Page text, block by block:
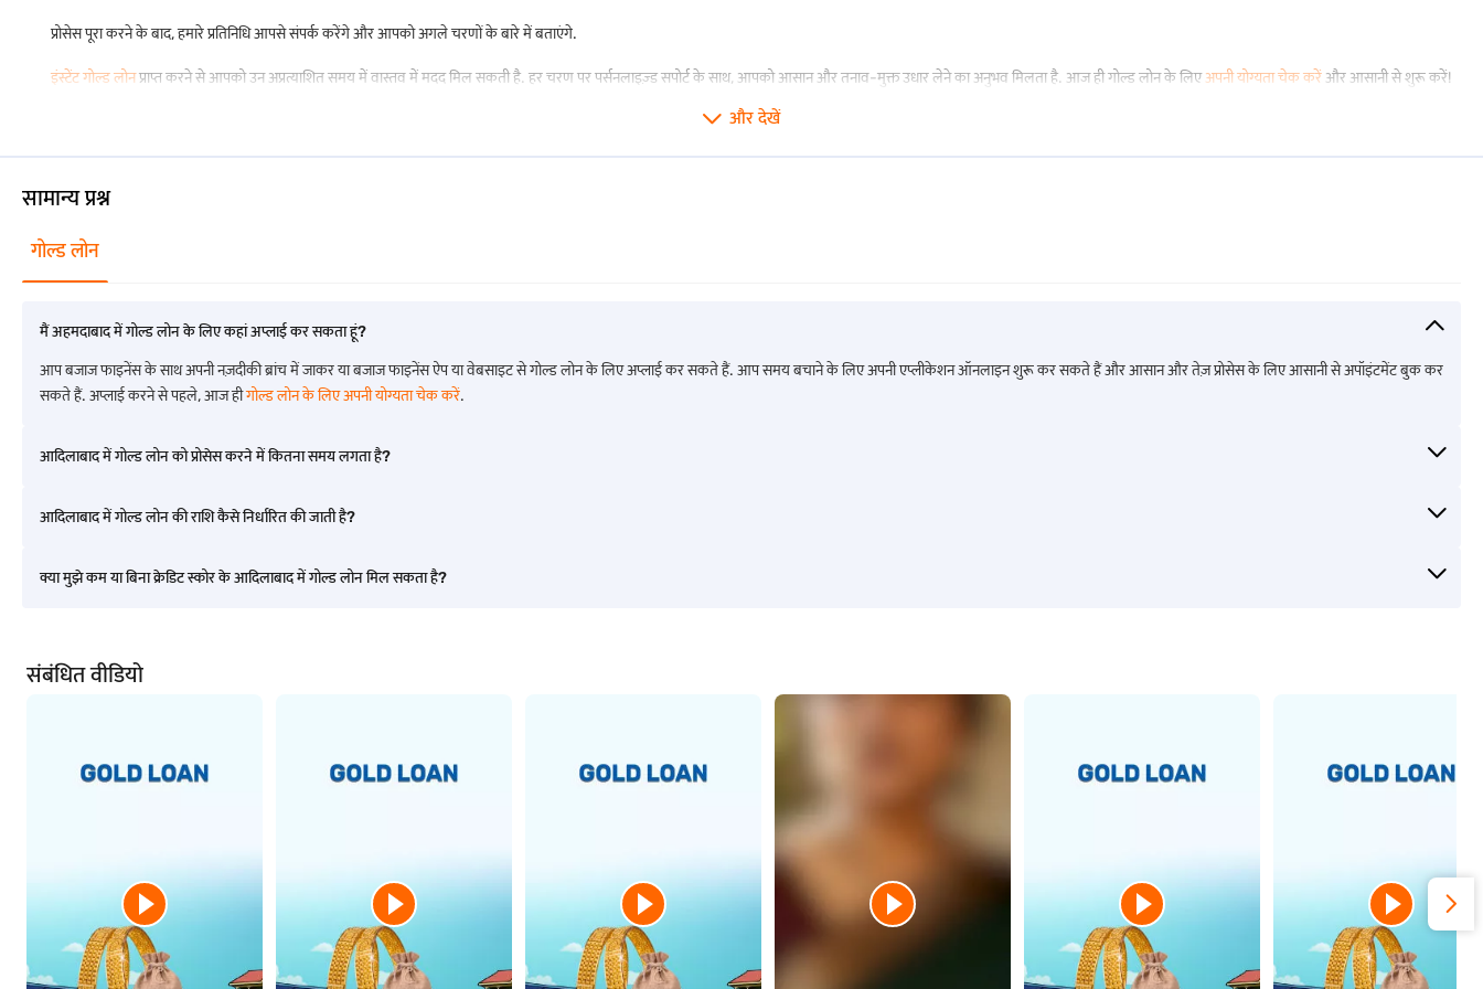
पुडुचेरी में गोल्ड लोन
अन्य शहरों में गोल्ड लोन के बारे में अधिक जानें
कानपुर में गोल्ड लोन मुज़फ्फरपुर में गोल्ड लोन विजयवाड़ा में गोल्ड लोन
झुन्झुनु में गोल्ड लोन
ईरोड में गोल्ड लोन
नागरकोइल में गोल्ड लोन
प्रोसेस पूरा करने के बाद, हमारे प्रतिनिधि आपसे संपर्क करेंगे और आपको अगले चरणों के बारे में बताएंगे.
इंस्टेंट गोल्ड लोनप्राप्त करने से आपको उन अप्रत्याशित समय में वास्तव में मदद मिल सकती है. हर चरण पर पर्सनलाइज़्ड सपोर्ट के साथ, आपको आसान और तनाव-मुक्त उधार लेने का अनुभव मिलता है. आज ही गोल्ड लोन के लिएअपनी योग्यता चेक करें और आसानी से शुरू करें!
और देखें
सामान्य प्रश्न
गोल्ड लोन
मैं अहमदाबाद में गोल्ड लोन के लिए कहां अप्लाई कर सकता हूं?
आप बजाज फाइनेंस के साथ अपनी नज़दीकी ब्रांच में जाकर या बजाज फाइनेंस ऐप या वेबसाइट से गोल्ड लोन के लिए अप्लाई कर सकते हैं. आप समय बचाने के लिए अपनी एप्लीकेशन ऑनलाइन शुरू कर सकते हैं और आसान और तेज़ प्रोसेस के लिए आसानी से अपॉइंटमेंट बुक कर
सकते हैं. अप्लाई करने से पहले, आज हीगोल्ड लोन के लिए अपनी योग्यता चेक करें.
आदिलाबाद में गोल्ड लोन को प्रोसेस करने में कितना समय लगता है?
आदिलाबाद में गोल्ड लोन की राशि कैसे निर्धारित की जाती है?
क्या मुझे कम या बिना क्रेडिट स्कोर के आदिलाबाद में गोल्ड लोन मिल सकता है?
संबंधित वीडियो